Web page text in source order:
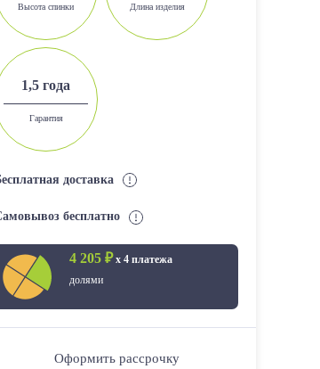
Высота спинки Длина изделия
1,5 года
Гарантия
доставка
бесплатно
4 205 ₽х 4 платежа
долями
Оформить рассрочку